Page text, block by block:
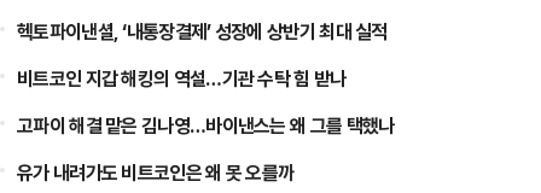
헥토파이낸셜, ‘내통장결제’ 성장에 상반기 최대 실적
비트코인 지갑 해킹의 역설…기관 수탁 힘 받나
고파이 해결 맡은 김나영…바이낸스는 왜 그를 택했나
유가 내려가도 비트코인은 왜 못 오를까